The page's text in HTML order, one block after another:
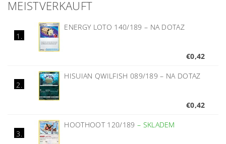
MEISTVERKAUFT
1.
ENERGY LOTO 140/189 – NA DOTAZ
€0,42
2.
HISUIAN QWILFISH 089/189– NA DOTAZ
€0,42
3.
HOOTHOOT 120/189 – SKLADEM